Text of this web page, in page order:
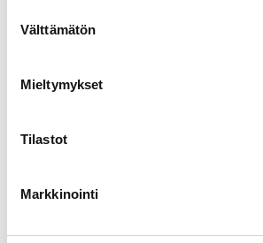
valinta
Välttämätön
Mieltymykset
Tilastot
Markkinointi
arvonlisäverotus